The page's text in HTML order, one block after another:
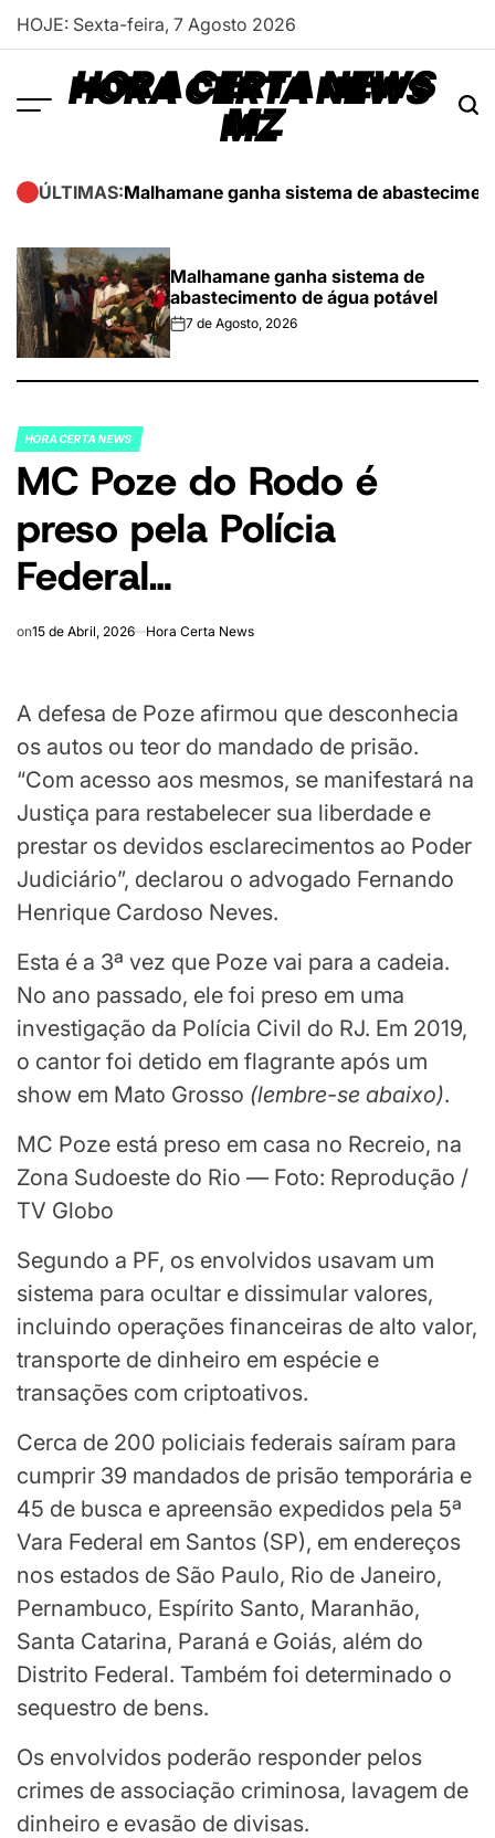
Skip
HOJE: Sexta-feira, 7 Agosto 2026
HORA CERTA NEWS
MZ
ÚLTIMAS:Malhamane ganha sistema de
Malhamane ganha sistema de
abastecimento de água potável
on7 de Agosto, 2026
POSTED
IN
HORA CERTA NEWS
MC Poze do Rodo é
preso pela Polícia
Federal…
on15 de Abril, 2026 Hora Certa News
A defesa de Poze afirmou que desconhecia
os autos ou teor do mandado de prisão.
“Com acesso aos mesmos, se manifestará na
Justiça para restabelecer sua liberdade e
prestar os devidos esclarecimentos ao Poder
Judiciário”, declarou o advogado Fernando
Henrique Cardoso Neves.
Esta é a 3ª vez que Poze vai para a cadeia.
No ano passado, ele foi preso em uma
investigação da Polícia Civil do RJ. Em 2019,
o cantor foi detido em flagrante após um
show em Mato Grosso (lembre-se abaixo).
MC Poze está preso em casa no Recreio, na
Zona Sudoeste do Rio — Foto: Reprodução /
TV Globo
Segundo a PF, os envolvidos usavam um
sistema para ocultar e dissimular valores,
incluindo operações financeiras de alto valor,
transporte de dinheiro em espécie e
transações com criptoativos.
Cerca de 200 policiais federais saíram para
cumprir 39 mandados de prisão temporária e
45 de busca e apreensão expedidos pela 5ª
Vara Federal em Santos (SP), em endereços
nos estados de São Paulo, Rio de Janeiro,
Pernambuco, Espírito Santo, Maranhão,
Santa Catarina, Paraná e Goiás, além do
Distrito Federal. Também foi determinado o
sequestro de bens.
Os envolvidos poderão responder pelos
crimes de associação criminosa, lavagem de
dinheiro e evasão de divisas.